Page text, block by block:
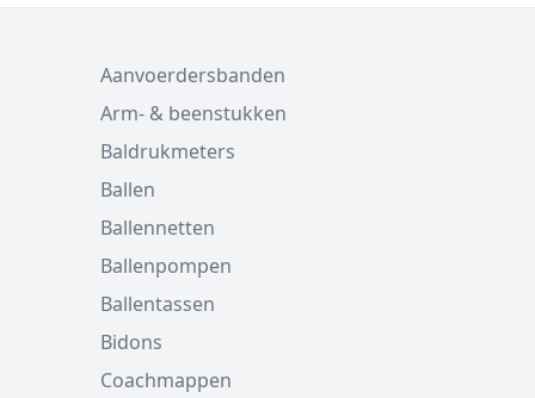
Aanvoerdersbanden
Arm- & beenstukken
Baldrukmeters
Ballen
Ballennetten
Ballenpompen
Ballentassen
Bidons
Coachmappen